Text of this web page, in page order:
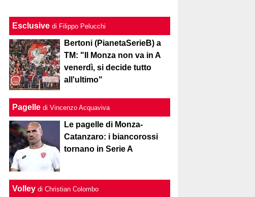
Esclusive di Filippo Pelucchi
Bertoni (PianetaSerieB) a
TM: "Il Monza non va in A
venerdì, si decide tutto
all'ultimo"
Pagelle di Vincenzo Acquaviva
Le pagelle di Monza-
Catanzaro: i biancorossi
tornano in Serie A
Volley di Christian Colombo